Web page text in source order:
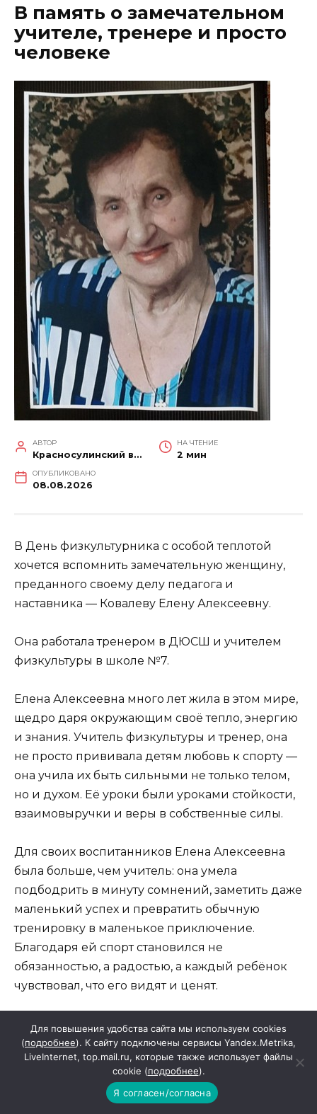
В память о замечательном
учителе, тренере и просто
человеке
АВТОР
Красносулинский вестник
НА ЧТЕНИЕ
2 мин
ОПУБЛИКОВАНО
08.08.2026
В День физкультурника с особой теплотой
хочется вспомнить замечательную женщину,
преданного своему делу педагога и
наставника — Ковалеву Елену Алексеевну.
Она работала тренером в ДЮСШ и учителем
физкультуры в школе №7.
Елена Алексеевна много лет жила в этом мире,
щедро даря окружающим своё тепло, энергию
и знания. Учитель физкультуры и тренер, она
не просто прививала детям любовь к спорту —
она учила их быть сильными не только телом,
но и духом. Её уроки были уроками стойкости,
взаимовыручки и веры в собственные силы.
Для своих воспитанников Елена Алексеевна
была больше, чем учитель: она умела
подбодрить в минуту сомнений, заметить даже
маленький успех и превратить обычную
тренировку в маленькое приключение.
Благодаря ей спорт становился не
обязанностью, а радостью, а каждый ребёнок
чувствовал, что его видят и ценят.
Коллеги помнят её как человека редкой
отзывчивости, профессионала, который
никогда не останавливался на достигнутом и
искренне болел за своё дело. Её жизненный
путь — пример беззаветного служения
Для повышения удобства сайта мы используем cookies
(подробнее). К сайту подключены сервисы Yandex.Metrika,
LiveInternet, top.mail.ru, которые также использует файлы
cookie (подробнее).
Я согласен/согласна